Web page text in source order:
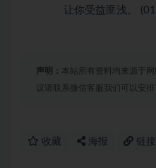
让你受益匪浅。
声明： 本站所有资料均来源于
议请联系微信客服我们可以安排
收藏 海报 链接